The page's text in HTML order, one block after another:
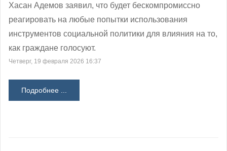
Хасан Адемов заявил, что будет бескомпромиссно
реагировать на любые попытки использования
инструментов социальной политики для влияния на то,
как граждане голосуют.
Четверг, 19 февраля 2026 16:37
Подробнее ...